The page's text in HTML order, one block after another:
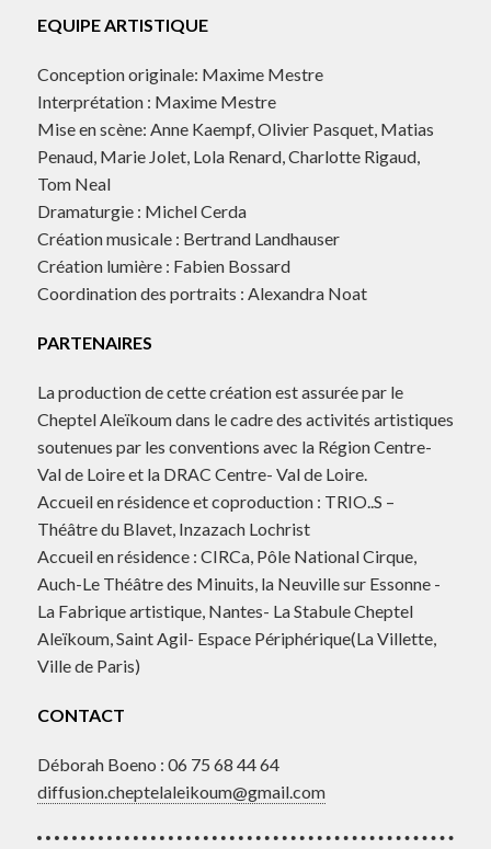
EQUIPE ARTISTIQUE
Conception originale: Maxime Mestre
Interprétation : Maxime Mestre
Mise en scène: Anne Kaempf, Olivier Pasquet, Matias
Penaud, Marie Jolet, Lola Renard, Charlotte Rigaud,
Tom Neal
Dramaturgie : Michel Cerda
Création musicale : Bertrand Landhauser
Création lumière : Fabien Bossard
Coordination des portraits : Alexandra Noat
PARTENAIRES
La production de cette création est assurée par le
Cheptel Aleïkoum dans le cadre des activités artistiques
soutenues par les conventions avec la Région Centre-
Val de Loire et la DRAC Centre- Val de Loire.
Accueil en résidence et coproduction : TRIO..S –
Théâtre du Blavet, Inzazach Lochrist
Accueil en résidence : CIRCa, Pôle National Cirque,
Auch-Le Théâtre des Minuits, la Neuville sur Essonne -
La Fabrique artistique, Nantes- La Stabule Cheptel
Aleïkoum, Saint Agil- Espace Périphérique(La Villette,
Ville de Paris)
CONTACT
Déborah Boeno : 06 75 68 44 64
diffusion.cheptelaleikoum@gmail.com